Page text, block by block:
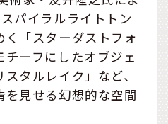
パイラルライトトン
「スターダストフォ
ーフにしたオブジェ
タルレイク」など、
見せる幻想的な空間